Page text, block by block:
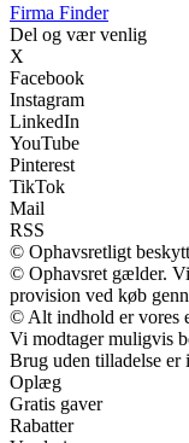
Firma Finder
Del og vær venlig
X
Facebook
Instagram
LinkedIn
YouTube
Pinterest
TikTok
Mail
RSS
© Ophavsretligt
© Ophavsret gælder. Vi
provision ved køb
© Alt indhold er vores
Vi modtager muligvis
Brug uden tilladelse er
Oplæg
Gratis gaver
Rabatter